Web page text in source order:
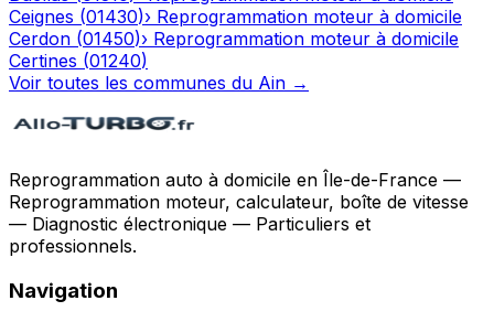
Ceignes (01430)› Reprogrammation moteur à domicile
Cerdon (01450)› Reprogrammation moteur à domicile
Certines (01240)
Voir toutes les communes du Ain →
Reprogrammation auto à domicile en Île-de-France —
Reprogrammation moteur, calculateur, boîte de vitesse
— Diagnostic électronique — Particuliers et
professionnels.
Navigation